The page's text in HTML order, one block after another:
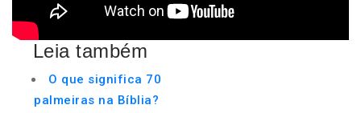
Leia também
O que significa 70
palmeiras na Bíblia?